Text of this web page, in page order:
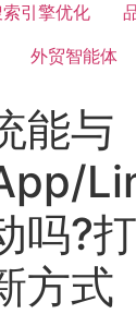
索引擎优化
外贸智能体
能与
吗?
方式